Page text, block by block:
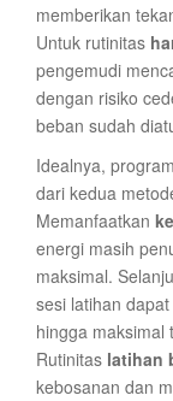
memberikan
Untuk rutinitas
pengemudi
dengan risiko
beban sudah
Idealnya,
dari kedua
Memanfaatkan
energi masih
maksimal.
sesi latihan
hingga maksimal
Rutinitas latihan
kebosanan dan